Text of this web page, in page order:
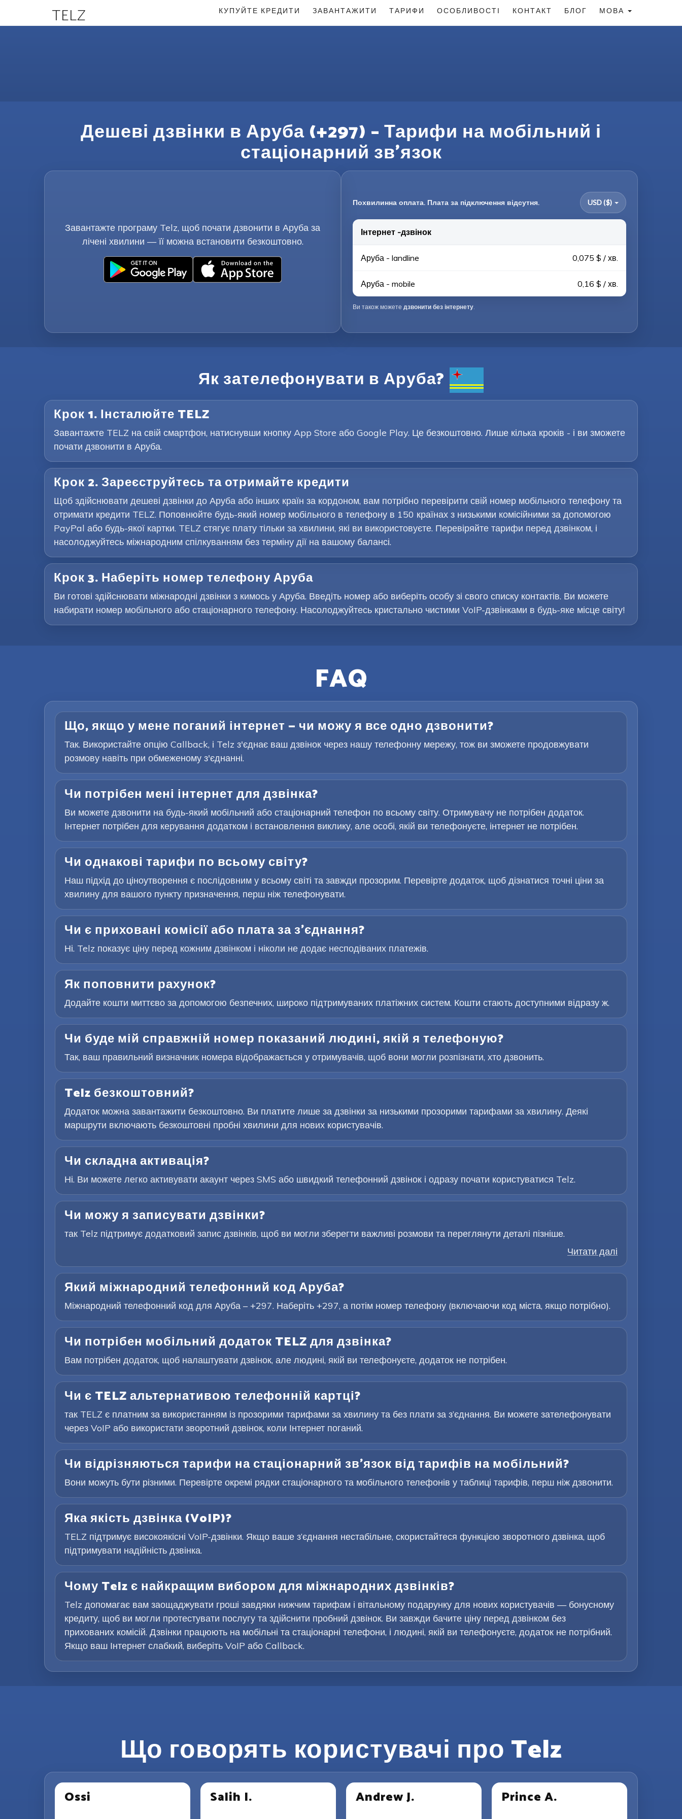
TELZ КУПУЙТЕ КРЕДИТИ ЗАВАНТАЖИТИ ТАРИФИ ОСОБЛИВОСТІ КОНТАКТ БЛОГ МОВА
Дешеві дзвінки в Аруба (+297) – Тарифи на мобільний і
стаціонарний зв’язок
Завантажте програму Telz, щоб почати дзвонити в Аруба за
лічені хвилини — її можна встановити безкоштовно.
Похвилинна оплата. Плата за підключення відсутня. USD ($)
Інтернет -дзвінок
Аруба - landline 0,075 $ / хв.
Аруба - mobile 0,16 $ / хв.
Ви також можете дзвонити без інтернету.
Як зателефонувати в Аруба?
Крок 1. Інсталюйте TELZ
Завантажте TELZ на свій смартфон, натиснувши кнопку App Store або Google Play. Це безкоштовно. Лише кілька кроків - і ви зможете
почати дзвонити в Аруба.
Крок 2. Зареєструйтесь та отримайте кредити
Щоб здійснювати дешеві дзвінки до Аруба або інших країн за кордоном, вам потрібно перевірити свій номер мобільного телефону та
отримати кредити TELZ. Поповнюйте будь-який номер мобільного в телефону в 150 країнах з низькими комісійними за допомогою
PayPal або будь-якої картки. TELZ стягує плату тільки за хвилини, які ви використовуєте. Перевіряйте тарифи перед дзвінком, і
насолоджуйтесь міжнародним спілкуванням без терміну дії на вашому балансі.
Крок 3. Наберіть номер телефону Аруба
Ви готові здійснювати міжнародні дзвінки з кимось у Аруба. Введіть номер або виберіть особу зі свого списку контактів. Ви можете
набирати номер мобільного або стаціонарного телефону. Насолоджуйтесь кристально чистими VoIP-дзвінками в будь-яке місце світу!
FAQ
Що, якщо у мене поганий інтернет — чи можу я все одно дзвонити?
Так. Використайте опцію Callback, і Telz з'єднає ваш дзвінок через нашу телефонну мережу, тож ви зможете продовжувати
розмову навіть при обмеженому з'єднанні.
Чи потрібен мені інтернет для дзвінка?
Ви можете дзвонити на будь-який мобільний або стаціонарний телефон по всьому світу. Отримувачу не потрібен додаток.
Інтернет потрібен для керування додатком і встановлення виклику, але особі, якій ви телефонуєте, інтернет не потрібен.
Чи однакові тарифи по всьому світу?
Наш підхід до ціноутворення є послідовним у всьому світі та завжди прозорим. Перевірте додаток, щоб дізнатися точні ціни за
хвилину для вашого пункту призначення, перш ніж телефонувати.
Чи є приховані комісії або плата за з’єднання?
Ні. Telz показує ціну перед кожним дзвінком і ніколи не додає несподіваних платежів.
Як поповнити рахунок?
Додайте кошти миттєво за допомогою безпечних, широко підтримуваних платіжних систем. Кошти стають доступними відразу ж.
Чи буде мій справжній номер показаний людині, якій я телефоную?
Так, ваш правильний визначник номера відображається у отримувачів, щоб вони могли розпізнати, хто дзвонить.
Telz безкоштовний?
Додаток можна завантажити безкоштовно. Ви платите лише за дзвінки за низькими прозорими тарифами за хвилину. Деякі
маршрути включають безкоштовні пробні хвилини для нових користувачів.
Чи складна активація?
Ні. Ви можете легко активувати акаунт через SMS або швидкий телефонний дзвінок і одразу почати користуватися Telz.
Чи можу я записувати дзвінки?
так Telz підтримує додатковий запис дзвінків, щоб ви могли зберегти важливі розмови та переглянути деталі пізніше.
Читати далі
Який міжнародний телефонний код Аруба?
Міжнародний телефонний код для Аруба – +297. Наберіть +297, а потім номер телефону (включаючи код міста, якщо потрібно).
Чи потрібен мобільний додаток TELZ для дзвінка?
Вам потрібен додаток, щоб налаштувати дзвінок, але людині, якій ви телефонуєте, додаток не потрібен.
Чи є TELZ альтернативою телефонній картці?
так TELZ є платним за використанням із прозорими тарифами за хвилину та без плати за з’єднання. Ви можете зателефонувати
через VoIP або використати зворотний дзвінок, коли Інтернет поганий.
Чи відрізняються тарифи на стаціонарний зв’язок від тарифів на мобільний?
Вони можуть бути різними. Перевірте окремі рядки стаціонарного та мобільного телефонів у таблиці тарифів, перш ніж дзвонити.
Яка якість дзвінка (VoIP)?
TELZ підтримує високоякісні VoIP-дзвінки. Якщо ваше з’єднання нестабільне, скористайтеся функцією зворотного дзвінка, щоб
підтримувати надійність дзвінка.
Чому Telz є найкращим вибором для міжнародних дзвінків?
Telz допомагає вам заощаджувати гроші завдяки нижчим тарифам і вітальному подарунку для нових користувачів — бонусному
кредиту, щоб ви могли протестувати послугу та здійснити пробний дзвінок. Ви завжди бачите ціну перед дзвінком без
прихованих комісій. Дзвінки працюють на мобільні та стаціонарні телефони, і людині, якій ви телефонуєте, додаток не потрібний.
Якщо ваш Інтернет слабкий, виберіть VoIP або Callback.
Що говорять користувачі про Telz
Ossi Salih I. Andrew J. Prince A.